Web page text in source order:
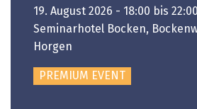
19. August 2026 - 18:00 bis 22:00
Seminarhotel Bocken,
Horgen
PREMIUM EVENT